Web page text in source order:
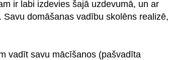
ir labi izdevies šajā uzdevumā, un ar
domāšanas vadību skolēns realizē,
vadīt savu mācīšanos (pašvadīta